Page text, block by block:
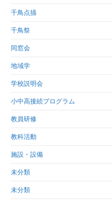
千鳥点描
千鳥祭
同窓会
地域学
学校説明会
小中高接続プログラム
教員研修
教科活動
施設・設備
未分類
未分類